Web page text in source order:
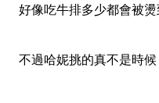
好像吃牛排多少都會被燙
不過哈妮挑的真不是時